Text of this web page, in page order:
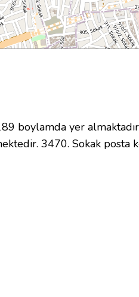
boylamda yer almaktadır.
3470. Sokak posta